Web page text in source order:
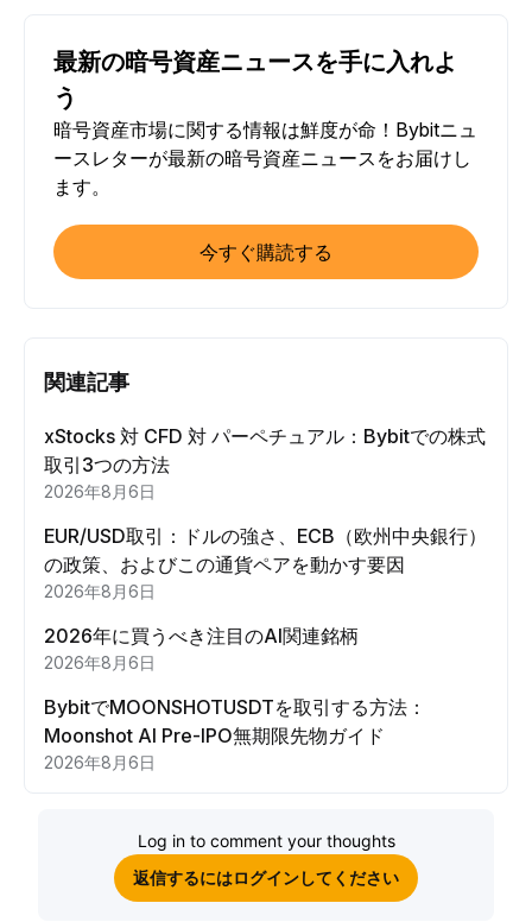
最新の暗号資産ニュースを手に入れよ
う
暗号資産市場に関する情報は鮮度が命！Bybitニュ
ースレターが最新の暗号資産ニュースをお届けし
ます。
今すぐ購読する
関連記事
xStocks 対 CFD 対 パーペチュアル：Bybitでの株式
取引3つの方法
2026年8月6日
EUR/USD取引：ドルの強さ、ECB（欧州中央銀行）
の政策、およびこの通貨ペアを動かす要因
2026年8月6日
2026年に買うべき注目のAI関連銘柄
2026年8月6日
BybitでMOONSHOTUSDTを取引する方法：
Moonshot AI Pre-IPO無期限先物ガイド
2026年8月6日
Log in to comment your thoughts
返信するにはログインしてください